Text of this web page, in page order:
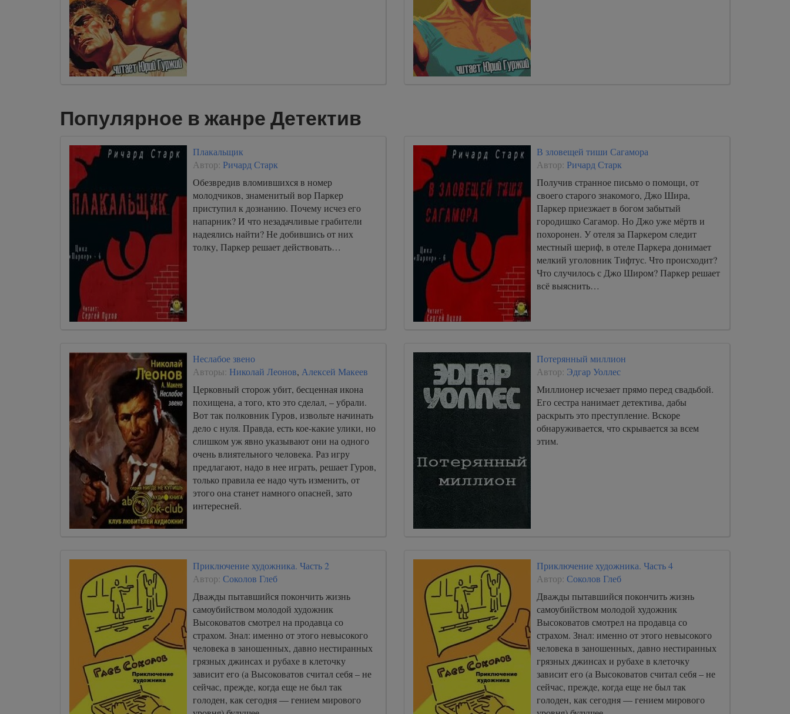
Популярное в жанре Детектив
Плакальщик
Автор: Ричард Старк
Обезвредив вломившихся в номер
молодчиков, знаменитый вор Паркер
приступил к дознанию. Почему исчез его
напарник? И что незадачливые грабители
надеялись найти? Не добившись от них
толку, Паркер решает действовать…
В зловещей тиши Сагамора
Автор: Ричард Старк
Получив странное письмо о помощи, от
своего старого знакомого, Джо Шира,
Паркер приезжает в богом забытый
городишко Сагамор. Но Джо уже мёртв и
похоронен. У отеля за Паркером следит
местный шериф, в отеле Паркера донимает
мелкий уголовник Тифтус. Что происходит?
Что случилось с Джо Широм? Паркер решает
всё выяснить…
Неслабое звено
Авторы: Николай Леонов, Алексей Макеев
Церковный сторож убит, бесценная икона
похищена, а того, кто это сделал, – убрали.
Вот так полковник Гуров, извольте начинать
дело с нуля. Правда, есть кое-какие улики, но
слишком уж явно указывают они на одного
очень влиятельного человека. Раз игру
предлагают, надо в нее играть, решает Гуров,
только правила ее надо чуть изменить, от
этого она станет намного опасней, зато
интересней.
Потерянный миллион
Автор: Эдгар Уоллес
Миллионер исчезает прямо перед свадьбой.
Его сестра нанимает детектива, дабы
раскрыть это преступление. Вскоре
обнаруживается, что скрывается за всем
этим.
Приключение художника. Часть 2
Автор: Соколов Глеб
Дважды пытавшийся покончить жизнь
самоубийством молодой художник
Высоковатов смотрел на продавца со
страхом. Знал: именно от этого невысокого
человека в заношенных, давно нестиранных
грязных джинсах и рубахе в клеточку
зависит его (а Высоковатов считал себя – не
сейчас, прежде, когда еще не был так
голоден, как сегодня — гением мирового
Приключение художника. Часть 4
Автор: Соколов Глеб
Дважды пытавшийся покончить жизнь
самоубийством молодой художник
Высоковатов смотрел на продавца со
страхом. Знал: именно от этого невысокого
человека в заношенных, давно нестиранных
грязных джинсах и рубахе в клеточку
зависит его (а Высоковатов считал себя – не
сейчас, прежде, когда еще не был так
голоден, как сегодня — гением мирового